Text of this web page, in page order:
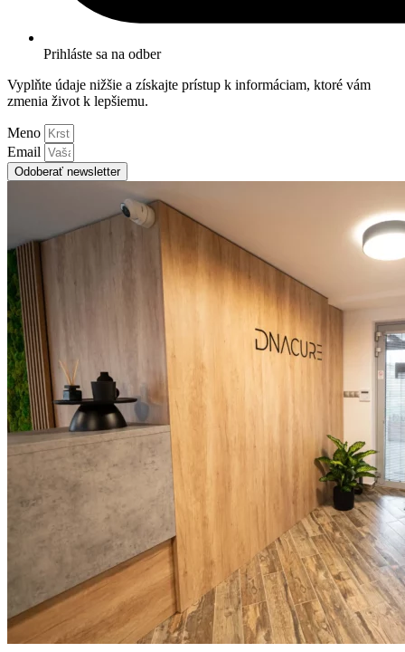
Prihláste sa na odber
Vyplňte údaje nižšie a získajte prístup k informáciam, ktoré vám
zmenia život k lepšiemu.
Meno
Email
Odoberať newsletter